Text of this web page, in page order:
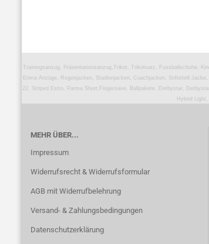
Trainingsanzug, Präsentationsanzug,Trikot, Trikotsatz, Fussballschuhe,
Erima Anzüge, Regenjacken, Stadionjacken, Coachjacken, Softshell
22, Striped Estro, Parma Short,Fingersave, Ballpakete, Derbystar,
Hybrid
MEHR ÜBER...
Impressum
Widerrufsrecht & Widerrufsformular
AGB mit Widerrufbelehrung
Versand- & Zahlungsbedingungen
Datenschutzerklärung